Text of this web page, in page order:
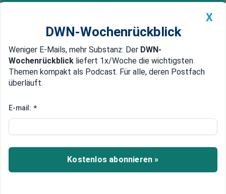
Newsticker MEIN DWN: Geldanlage Premium
Edelmetalle DWN-Magazin China
Chinesische Airlines kaufen fast
Mit der Erholung des Luftverkehrs nach der
Corona-Pandemie werden wieder mehr
Flugzeuge verkauft. Der europäische Konzern
X
DWN-Wochenrückblick
Weniger E-Mails, mehr Substanz: Der DWN-
Wochenrückblick liefert 1x/Woche die wichtigsten
Themen kompakt als Podcast. Für alle, deren Postfach
überläuft.
E-mail: *
Kostenlos abonnieren »